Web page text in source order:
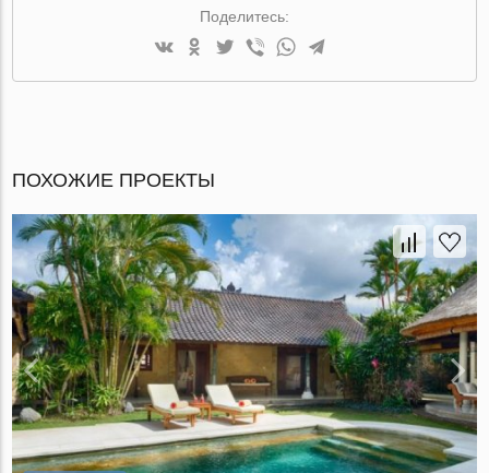
Поделитесь:
ПОХОЖИЕ ПРОЕКТЫ